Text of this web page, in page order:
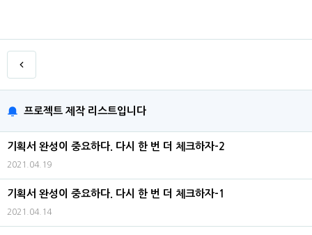
프로젝트 제작 리스트입니다
기획서 완성이 중요하다. 다시 한 번 더 체크하자-2
2021.04.19
기획서 완성이 중요하다. 다시 한 번 더 체크하자-1
2021.04.14